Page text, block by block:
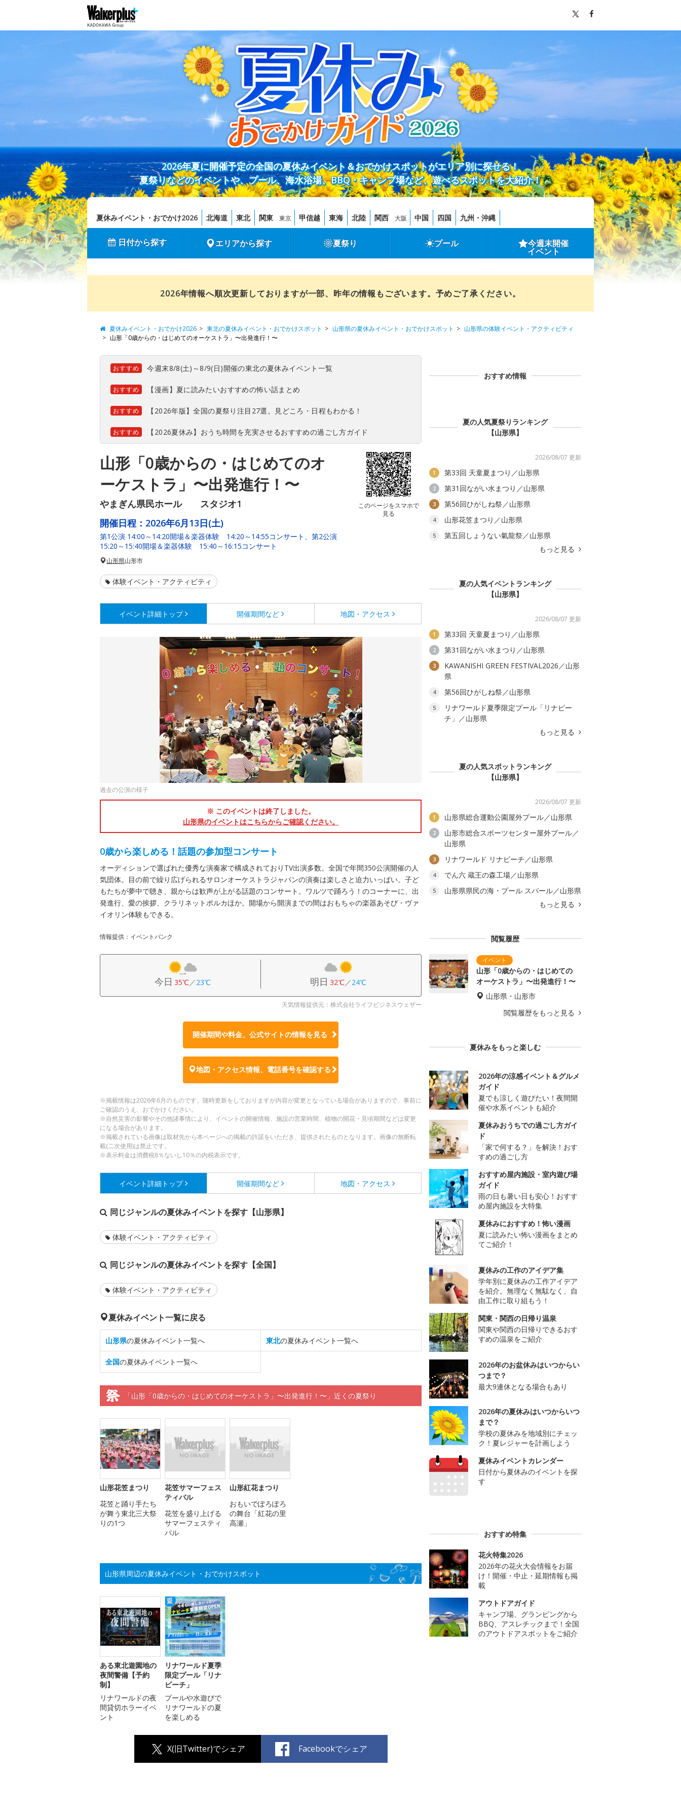
2026年夏に開催予定の全国の夏休みイベント＆おでかけスポットがエリア別に探せる！
夏祭りなどのイベントや、プール、海水浴場、BBQ・キャンプ場など、遊べるスポットを大紹介！
夏休みイベント・おでかけ2026 北海道 東北 関東 東京 甲信越 東海 北陸 関西 大阪 中国 四国 九州・沖縄
日付から探す エリアから探す 夏祭り プール 今週末開催
イベント
2026年情報へ順次更新しておりますが一部、昨年の情報もございます。予めご了承ください。
夏休みイベント・おでかけ2026 東北の夏休みイベント・おでかけスポット 山形県の夏休みイベント・おでかけスポット
山形県の体験イベント・アクティビティ
山形「0歳からの・はじめてのオーケストラ」〜出発進行！〜
おすすめ 今週末8/8(土)～8/9(日)開催の東北の夏休みイベント一覧
おすすめ 【漫画】夏に読みたいおすすめの怖い話まとめ
おすすめ 【2026年版】全国の夏祭り注目27選。見どころ・日程もわかる！
おすすめ 【2026夏休み】おうち時間を充実させるおすすめの過ごし方ガイド
山形「0歳からの・はじめてのオ
ーケストラ」〜出発進行！〜
やまぎん県民ホール スタジオ1
このページをスマホで
見る
開催日程： 2026年6月13日(土)
第1公演 14:00～14:20開場＆楽器体験 14:20～14:55コンサート、第2公演
15:20～15:40開場＆楽器体験 15:40～16:15コンサート
山形県山形市
体験イベント・アクティビティ
イベント詳細 トップ 開催期間など 地図・アクセス
過去の公演の様子
※ このイベントは終了しました。
山形県のイベントはこちらからご確認ください。
0歳から楽しめる！話題の参加型コンサート
オーディションで選ばれた優秀な演奏家で構成されておりTV出演多数。全国で年間350公演開催の人
気団体。目の前で繰り広げられるサロンオーケストラジャパンの演奏は楽しさと迫力いっぱい。子ど
もたちが夢中で聴き、親からは歓声が上がる話題のコンサート。ワルツで踊ろう！のコーナーに、出
発進行、愛の挨拶、クラリネットポルカほか。開場から開演までの間はおもちゃの楽器あそび・ヴァ
イオリン体験もできる。
情報提供：イベントバンク
今日 35℃／23℃ 明日 32℃／24℃
天気情報提供元：株式会社ライフビジネスウェザー
開催期間や料金、公式サイトの情報を見る
地図・アクセス情報、電話番号を確認する
※掲載情報は2026年6月のものです。随時更新をしておりますが内容が変更となっている場合がありますので、事前に
ご確認のうえ、おでかけください。
※自然災害の影響やその他諸事情により、イベントの開催情報、施設の営業時間、植物の開花・見頃期間などは変更
になる場合があります。
※掲載されている画像は取材先から本ページへの掲載の許諾をいただき、提供されたものとなります。画像の無断転
載(二次使用)は禁止です。
※表示料金は消費税8％ないし10％の内税表示です。
イベント詳細 トップ 開催期間など 地図・アクセス
同じジャンルの夏休みイベントを探す【山形県】
体験イベント・アクティビティ
同じジャンルの夏休みイベントを探す【全国】
体験イベント・アクティビティ
夏休みイベント一覧に戻る
山形県の夏休みイベント一覧へ 東北の夏休みイベント一覧へ
全国の夏休みイベント一覧へ
「山形「0歳からの・はじめてのオーケストラ」〜出発進行！〜」近くの夏祭り
山形花笠まつり
花笠と踊り手たち
が舞う東北三大祭
りの1つ
花笠サマーフェス
ティバル
花笠を盛り上げる
サマーフェスティ
バル
山形紅花まつり
おもいでぽろぽろ
の舞台「紅花の里
高瀬」
山形県周辺の夏休みイベント・おでかけスポット
ある東北遊園地の
夜間警備【予約
制】
リナワールドの夜
間貸切ホラーイベ
ント
リナワールド夏季
限定プール「リナ
ビーチ」
プールや水遊びで
リナワールドの夏
を楽しめる
X(旧Twitter)でシェア Facebookでシェア
おすすめ情報
夏の人気夏祭りランキング
【山形県】
2026/08/07 更新
1 第33回 天童夏まつり／山形県
2 第31回ながい水まつり／山形県
3 第56回ひがしね祭／山形県
4 山形花笠まつり／山形県
5
第五回しょうない氣龍祭／山形県
もっと見る
夏の人気イベントランキング
【山形県】
2026/08/07 更新
1 第33回 天童夏まつり／山形県
2 第31回ながい水まつり／山形県
3
KAWANISHI GREEN FESTIVAL2026／山形
県
4 第56回ひがしね祭／山形県
5
リナワールド夏季限定プール「リナビー
チ」／山形県
もっと見る
夏の人気スポットランキング
【山形県】
2026/08/07 更新
1 山形県総合運動公園屋外プール／山形県
2
山形市総合スポーツセンター屋外プール／
山形県
3 リナワールド リナビーチ／山形県
4 でん六 蔵王の森工場／山形県
5
山形県県民の海・プール スパール／山形県
もっと見る
閲覧履歴
山形「0歳からの・はじめての
オーケストラ」〜出発進行！〜
山形県・山形市
閲覧履歴をもっと見る
夏休みをもっと楽しむ
2026年の涼感イベント＆グルメ
ガイド
夏でも涼しく遊びたい！夜間開
催や水系イベントも紹介
夏休みおうちでの過ごし方ガイ
ド
「家で何する？」を解決！おす
すめの過ごし方
おすすめ屋内施設・室内遊び場
ガイド
雨の日も暑い日も安心！おすす
め屋内施設を大特集
夏休みにおすすめ！怖い漫画
夏に読みたい怖い漫画をまとめ
てご紹介！
夏休みの工作のアイデア集
学年別に夏休みの工作アイデア
を紹介。無理なく無駄なく、自
由工作に取り組もう！
関東・関西の日帰り温泉
関東や関西の日帰りできるおす
すめの温泉をご紹介
2026年のお盆休みはいつからい
つまで？
最大9連休となる場合もあり
2026年の夏休みはいつからいつ
まで？
学校の夏休みを地域別にチェッ
ク！夏レジャーを計画しよう
夏休みイベントカレンダー
日付から夏休みのイベントを探
す
おすすめ特集
花火特集2026
2026年の花火大会情報をお届
け！開催・中止・延期情報も掲
載
アウトドアガイド
キャンプ場、グランピングから
BBQ、アスレチックまで！全国
のアウトドアスポットをご紹介